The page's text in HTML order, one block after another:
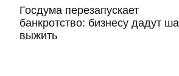
Госдума перезапускает
банкротство: бизнесу дадут
выжить